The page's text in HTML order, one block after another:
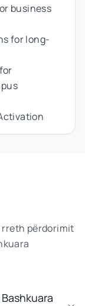
business
for long-
rreth përdorimit